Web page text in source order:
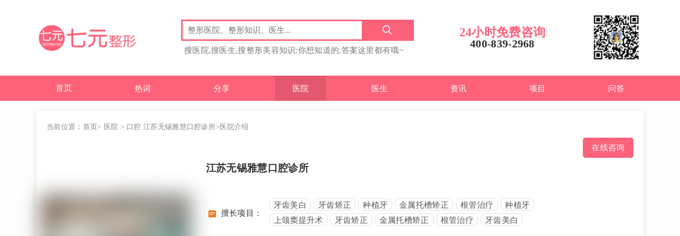
搜医院,搜医生,搜整形美容知识;你想知道的,答案这里都有哦~
24小时免费咨询
400-839-2968
首页 热词 分享 医院 医生 资讯 项目 问答
当前位置： 首页> 医院 > 口腔 江苏无锡雅慧口腔诊所>医院介绍
江苏无锡雅慧口腔诊所
擅长项目：
牙齿美白 牙齿矫正 种植牙 金属托槽矫正 根管治疗
种植牙
上颌窦提升术
牙齿矫正 金属托槽矫正 根管治疗 牙齿美白
在线咨询